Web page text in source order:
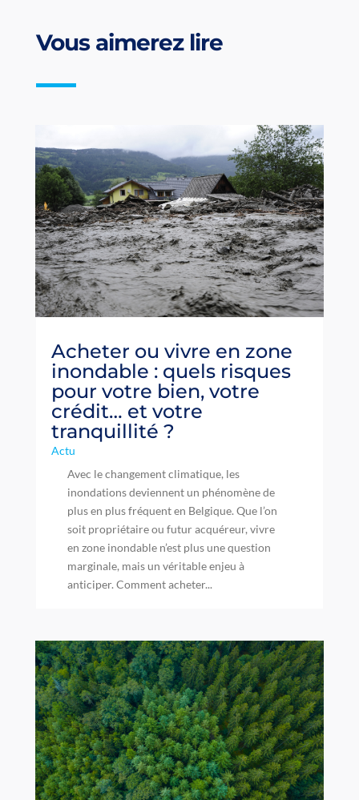
Vous aimerez lire
Acheter ou vivre en zone
inondable : quels risques
pour votre bien, votre
crédit… et votre
tranquillité ?
Actu
Avec le changement climatique, les
inondations deviennent un phénomène de
plus en plus fréquent en Belgique. Que l’on
soit propriétaire ou futur acquéreur, vivre
en zone inondable n’est plus une question
marginale, mais un véritable enjeu à
anticiper. Comment acheter...